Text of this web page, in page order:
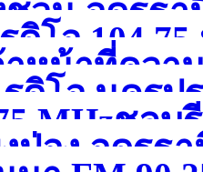
หวัดอุดรธา
ชวน อุดรธา
ดิโอ
าหน้าที่คว
ดิโอ นครป
MHzชลบุรี
ป่อง อุดรธ